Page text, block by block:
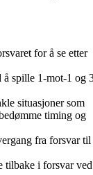
for å se etter
spille 1-mot-1 og
situasjoner som
timing og
fra forsvar til
tilbake i forsvar ved